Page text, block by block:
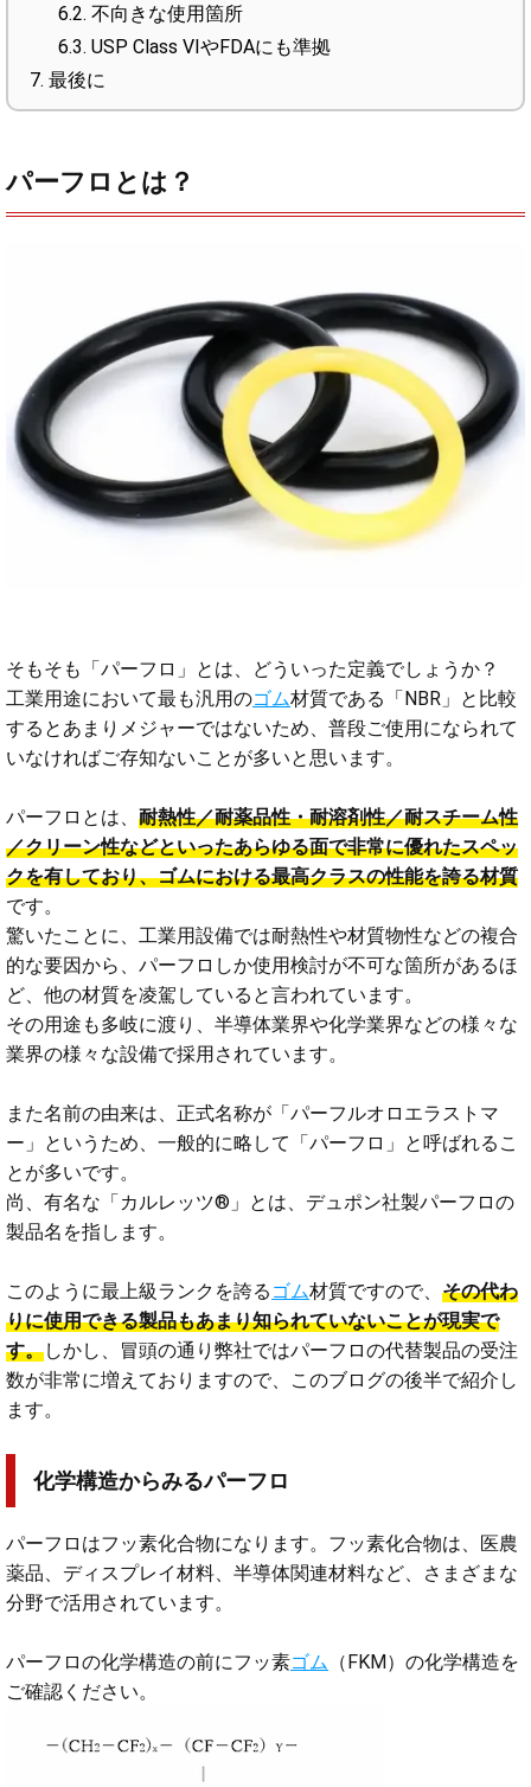
6.2. 不向きな使用箇所
6.3. USP Class VIやFDAにも準拠
7. 最後に
パーフロとは？
そもそも「パーフロ」とは、どういった定義でしょうか？
工業用途において最も汎用のゴム材質である「NBR」と比較
するとあまりメジャーではないため、普段ご使用になられて
いなければご存知ないことが多いと思います。
パーフロとは、 耐熱性／耐薬品性・耐溶剤性／耐スチーム性
／クリーン性などといったあらゆる面で非常に優れたスペッ
クを有しており、ゴムにおける最高クラスの性能を誇る材質
です。
驚いたことに、工業用設備では耐熱性や材質物性などの複合
的な要因から、パーフロしか使用検討が不可な箇所があるほ
ど、他の材質を凌駕していると言われています。
その用途も多岐に渡り、半導体業界や化学業界などの様々な
業界の様々な設備で採用されています。
また名前の由来は、正式名称が「パーフルオロエラストマ
ー」というため、一般的に略して「パーフロ」と呼ばれるこ
とが多いです。
尚、有名な「カルレッツ®」とは、デュポン社製パーフロの
製品名を指します。
このように最上級ランクを誇る ゴム材質ですので、 その代わ
りに使用できる製品もあまり知られていないことが現実で
す。しかし、冒頭の通り弊社ではパーフロの代替製品の受注
数が非常に増えておりますので、このブログの後半で紹介し
ます。
化学構造からみるパーフロ
パーフロはフッ素化合物になります。フッ素化合物は、医農
薬品、ディスプレイ材料、半導体関連材料など、さまざまな
分野で活用されています。
パーフロの化学構造の前にフッ素ゴム （FKM）の化学構造を
ご確認ください。